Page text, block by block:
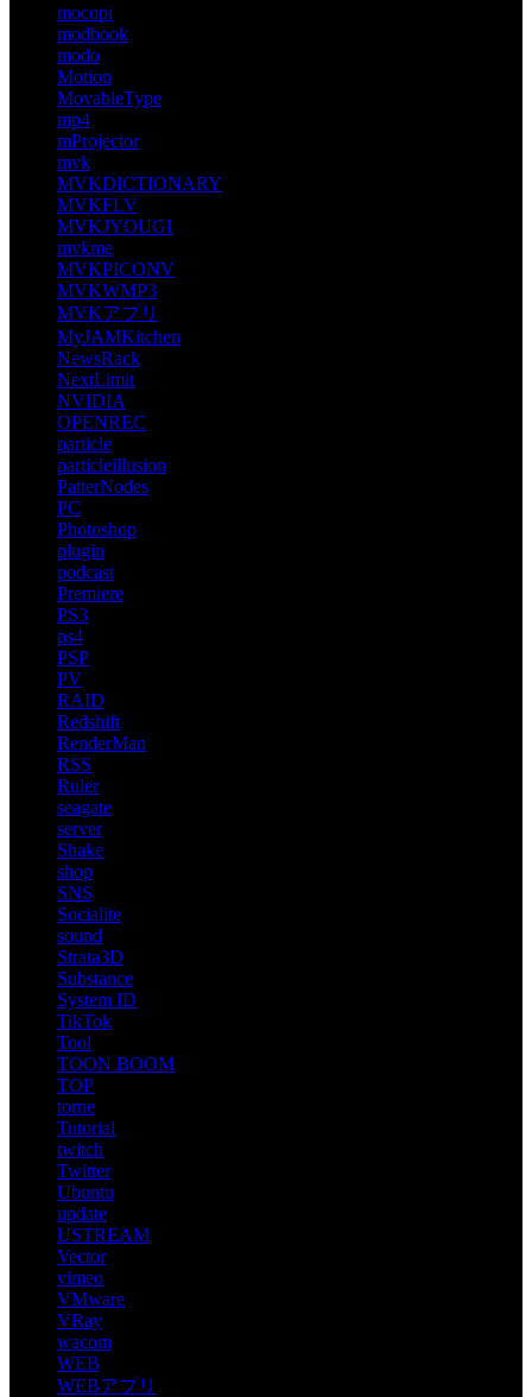
mocopi
modbook
modo
Motion
MovableType
mp4
mProjector
mvk
MVKDICTIONARY
MVKFLV
MVKJYOUGI
mvkme
MVKPICONV
MVKWMP3
MVKアプリ
MyJAMKitchen
NewsRack
NextLimit
NVIDIA
OPENREC
particle
particleillusion
PatterNodes
PC
Photoshop
plugin
podcast
Premiere
PS3
ps4
PSP
PV
RAID
Redshift
RenderMan
RSS
Ruler
seagate
server
Shake
shop
SNS
Socialite
sound
Strata3D
Substance
System ID
TikTok
Tool
TOON BOOM
TOP
torne
Tutorial
twitch
Twitter
Ubuntu
update
USTREAM
Vector
vimeo
VMware
VRay
wacom
WEB
WEBアプリ